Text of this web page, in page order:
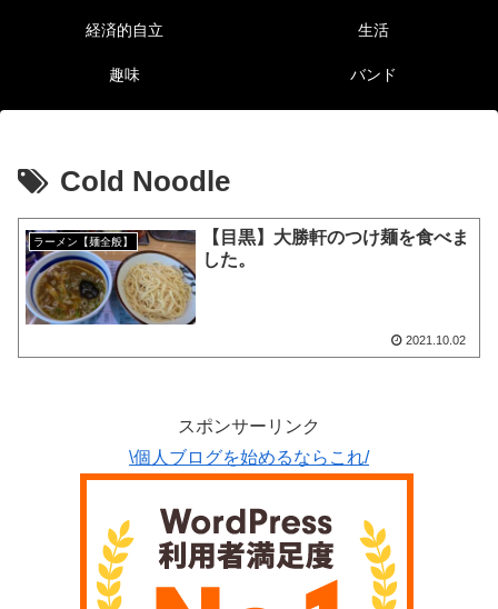
経済的自立 生活
趣味 バンド
Cold Noodle
ラーメン【麺全般】
【目黒】大勝軒のつけ麺を食べま
した。
2021.10.02
スポンサーリンク
\個人ブログを始めるならこれ/